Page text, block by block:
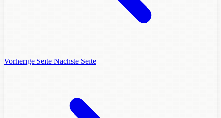
Vorherige Seite Nächste Seite